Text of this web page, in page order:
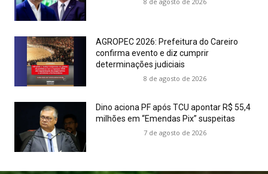
AGROPEC 2026: Prefeitura do Careiro
confirma evento e diz cumprir
determinações judiciais
8 de agosto de 2026
Dino aciona PF após TCU apontar R$ 55,4
milhões em “Emendas Pix” suspeitas
7 de agosto de 2026